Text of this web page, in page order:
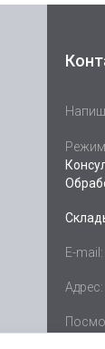
E-mail:
Адрес: